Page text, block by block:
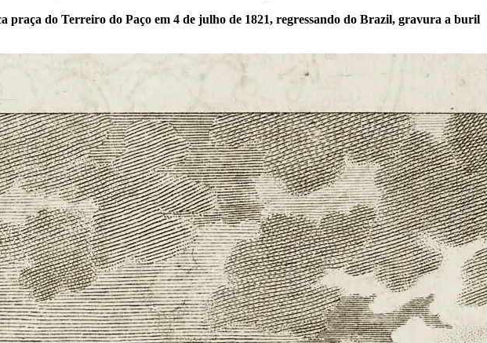
praça do Terreiro do Paço em 4 de julho de 1821, regressando do Brazil, gravura a buril